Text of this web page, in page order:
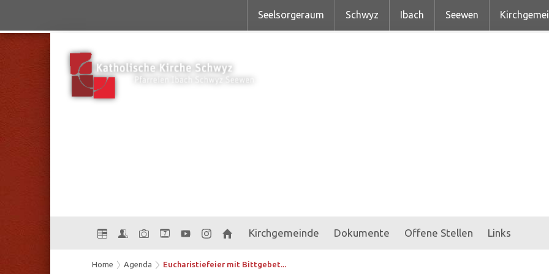
Seelsorgeraum Schwyz Ibach Seewen
7 Kirchgemeinde Dokumente Offene Stellen Links
Home Agenda Eucharistiefeier mit Bittgebet...